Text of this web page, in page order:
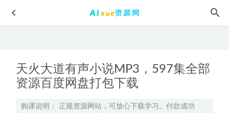
天火大道有声小说MP3，597集全部
资源百度网盘打包下载
购课说明： 正规资源网站，可放心下载学习。付款成功